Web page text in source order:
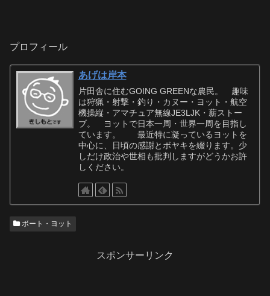
プロフィール
あげは岸本
片田舎に住むGOING GREENな農民。 趣味
は狩猟・射撃・釣り・カヌー・ヨット・航空
機操縦・アマチュア無線JE3LJK・薪ストー
ブ。 ヨットで日本一周・世界一周を目指し
ています。 最近特に凝っているヨットを
中心に、日頃の感謝とボヤキを綴ります。少
しだけ政治や世相も批判しますがどうかお許
しください。
ボート・ヨット
スポンサーリンク